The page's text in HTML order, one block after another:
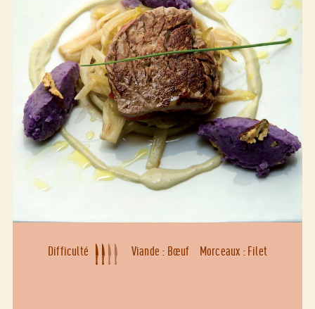
Difficulté Viande : Bœuf Morceaux : Filet